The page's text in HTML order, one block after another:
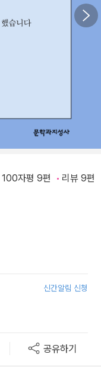
100자평 9편 리뷰 9편
신간알림 신청
공유하기